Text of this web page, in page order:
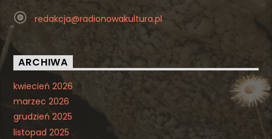
redakcja@radionowakultura.pl
ARCHIWA
kwiecień 2026
marzec 2026
grudzień 2025
listopad 2025